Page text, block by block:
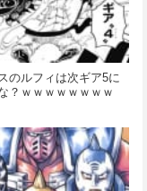
のルフィは次ギア5に
？ｗｗｗｗｗｗｗｗ